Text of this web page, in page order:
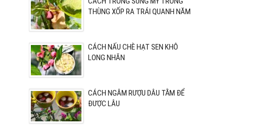
THÙNG XỐP RA TRÁI QUANH NĂM
CÁCH NẤU CHÈ HẠT SEN KHÔ
LONG NHÃN
CÁCH NGÂM RƯỢU DÂU TẰM ĐỂ
ĐƯỢC LÂU